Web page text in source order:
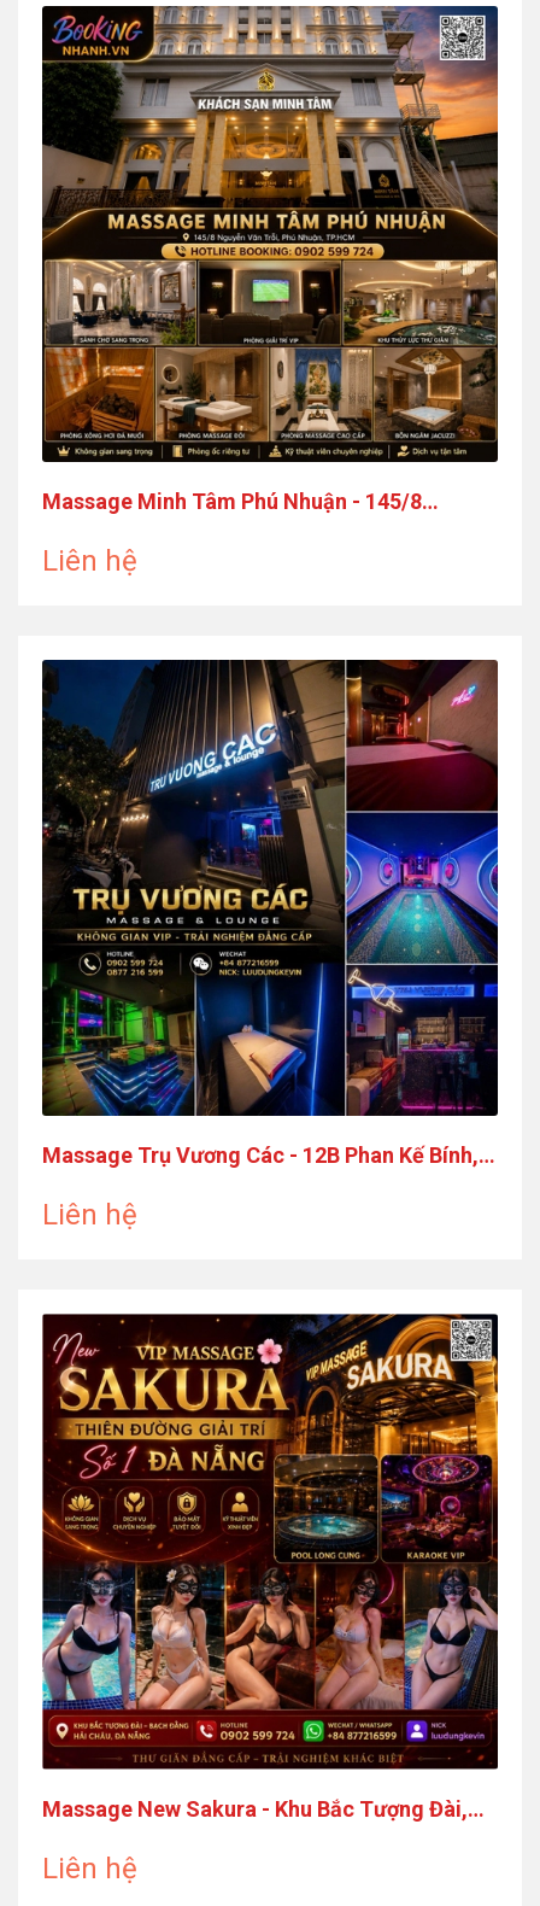
Massage Minh Tâm Phú Nhuận - 145/8
Liên hệ
Massage Trụ Vương Các - 12B Phan Kế Bính,
Liên hệ
Massage New Sakura - Khu Bắc Tượng Đài,
Liên hệ